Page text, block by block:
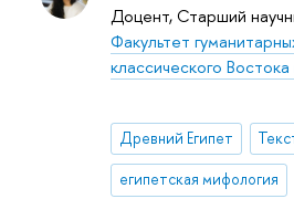
Доцент, Старший
Факультет
классического
Древний Египет
египетская мифология